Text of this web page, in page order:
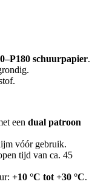
schuurpapier.
een dual patroon
vóór gebruik.
tijd van ca. 45
+10 °C tot +30 °C.